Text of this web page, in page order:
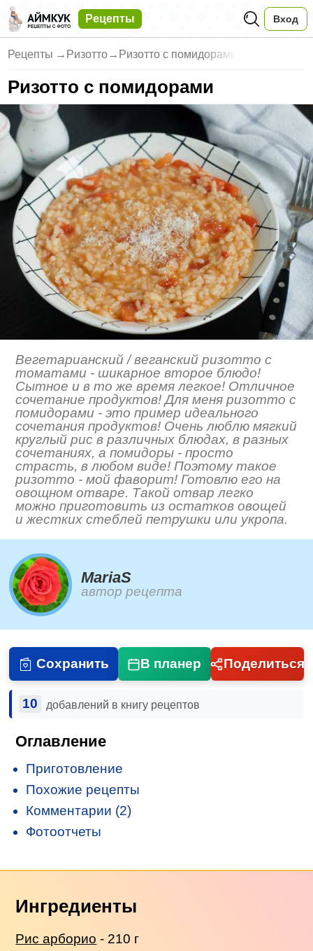
Рецепты Вход
Рецепты → Ризотто→ Ризотто с помидорами
Ризотто с помидорами
Вегетарианский / веганский ризотто с
томатами - шикарное второе блюдо!
Сытное и в то же время легкое! Отличное
сочетание продуктов! Для меня ризотто с
помидорами - это пример идеального
сочетания продуктов! Очень люблю мягкий
круглый рис в различных блюдах, в разных
сочетаниях, а помидоры - просто
страсть, в любом виде! Поэтому такое
ризотто - мой фаворит! Готовлю его на
овощном отваре. Такой отвар легко
можно приготовить из остатков овощей
и жестких стеблей петрушки или укропа.
MariaS
автор рецепта
Сохранить В планер Поделиться
10 добавлений в книгу рецептов
Оглавление
Приготовление
Похожие рецепты
Комментарии (2)
Фотоотчеты
Ингредиенты
Рис арборио - 210 г